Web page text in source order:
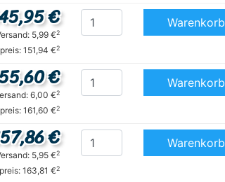
€
5,99 €2
151,94 €2
Warenkorb
€
6,00 €2
161,60 €2
Warenkorb
€
5,95 €2
163,81 €2
Warenkorb